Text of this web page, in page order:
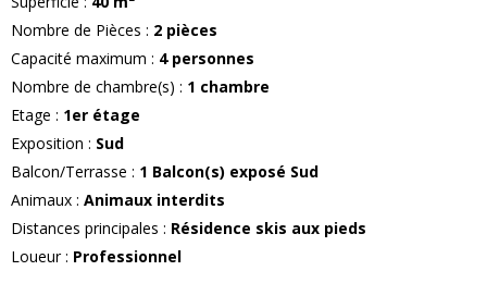
Nombre de Pièces : 2 pièces
Capacité maximum : 4 personnes
Nombre de chambre(s) : 1 chambre
Etage : 1er étage
Exposition : Sud
Balcon/Terrasse : 1 Balcon(s) exposé Sud
Animaux : Animaux interdits
Distances principales : Résidence skis aux pieds
Loueur: Professionnel